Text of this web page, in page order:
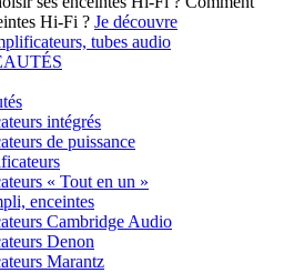
Hi-Fi ? Je découvre
tubes audio
intégrés
de puissance
« Tout en un »
enceintes
Cambridge Audio
Denon
Marantz